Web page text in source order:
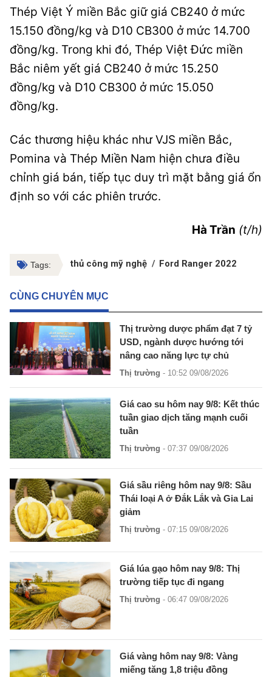
Thép Việt Ý miền Bắc giữ giá CB240 ở mức
15.150 đồng/kg và D10 CB300 ở mức 14.700
đồng/kg. Trong khi đó, Thép Việt Đức miền
Bắc niêm yết giá CB240 ở mức 15.250
đồng/kg và D10 CB300 ở mức 15.050
đồng/kg.
Các thương hiệu khác như VJS miền Bắc,
Pomina và Thép Miền Nam hiện chưa điều
chỉnh giá bán, tiếp tục duy trì mặt bằng giá ổn
định so với các phiên trước.
Hà Trần (t/h)
Tags: thủ công mỹ nghệ Ford Ranger 2022
CÙNG CHUYÊN MỤC
Thị trường dược phẩm đạt 7 tỷ
USD, ngành dược hướng tới
nâng cao năng lực tự chủ
Thị trường - 10:52 09/08/2026
Giá cao su hôm nay 9/8: Kết thúc
tuần giao dịch tăng mạnh cuối
tuần
Thị trường - 07:37 09/08/2026
Giá sầu riêng hôm nay 9/8: Sầu
Thái loại A ở Đắk Lắk và Gia Lai
giảm
Thị trường - 07:15 09/08/2026
Giá lúa gạo hôm nay 9/8: Thị
trường tiếp tục đi ngang
Thị trường - 06:47 09/08/2026
Giá vàng hôm nay 9/8: Vàng
miếng tăng 1,8 triệu đồng